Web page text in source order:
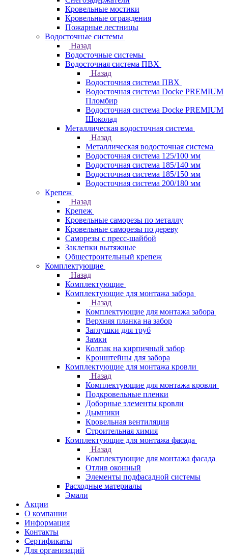
Кровельные мостики
Кровельные ограждения
Пожарные лестницы
Водосточные системы
Назад
Водосточные системы
Водосточная система ПВХ
Назад
Водосточная система ПВХ
Водосточная система Docke PREMIUM
Пломбир
Водосточная система Docke PREMIUM
Шоколад
Металлическая водосточная система
Назад
Металлическая водосточная система
Водосточная система 125/100 мм
Водосточная система 185/140 мм
Водосточная система 185/150 мм
Водосточная система 200/180 мм
Крепеж
Назад
Крепеж
Кровельные саморезы по металлу
Кровельные саморезы по дереву
Саморезы с пресс-шайбой
Заклепки вытяжные
Общестроительный крепеж
Комплектующие
Назад
Комплектующие
Комплектующие для монтажа забора
Назад
Комплектующие для монтажа забора
Верхняя планка на забор
Заглушки для труб
Замки
Колпак на кирпичный забор
Кронштейны для забора
Комплектующие для монтажа кровли
Назад
Комплектующие для монтажа кровли
Подкровельные пленки
Доборные элементы кровли
Дымники
Кровельная вентиляция
Строительная химия
Комплектующие для монтажа фасада
Назад
Комплектующие для монтажа фасада
Отлив оконный
Элементы подфасадной системы
Расходные материалы
Эмали
Акции
О компании
Информация
Контакты
Сертификаты
Для организаций